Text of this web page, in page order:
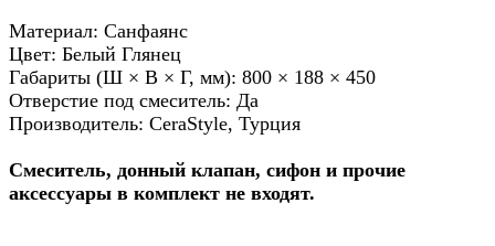
Материал: Санфаянс
Цвет: Белый Глянец
Габариты (Ш × В × Г, мм): 800 × 188 × 450
Отверстие под смеситель: Да
Производитель: CeraStyle, Турция
Смеситель, донный клапан, сифон и прочие
аксессуары в комплект не входят.